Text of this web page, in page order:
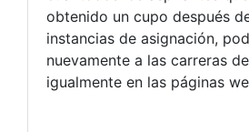
obtenido un cupo después
instancias de asignación,
nuevamente a las carreras
igualmente en las páginas